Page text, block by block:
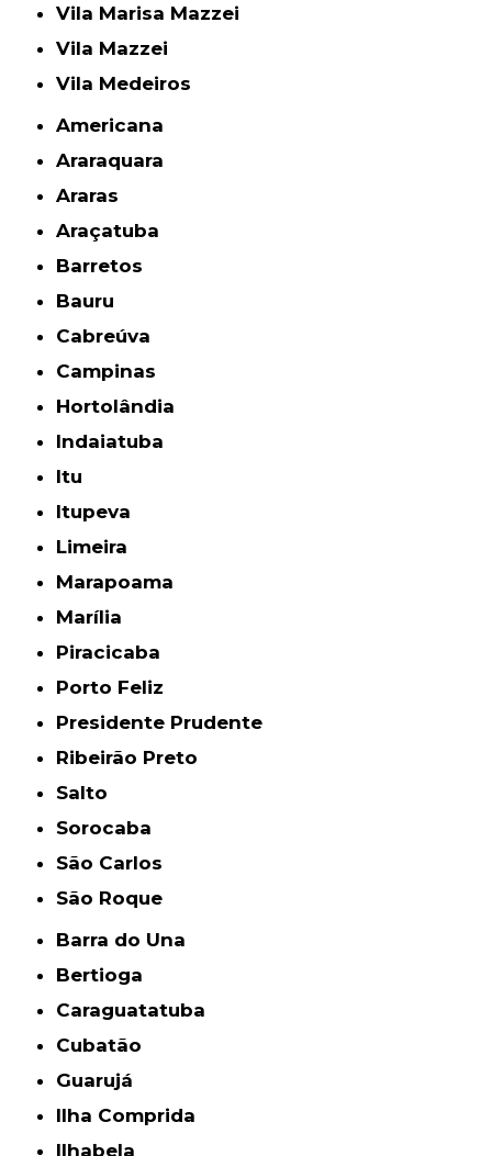
Vila Marisa Mazzei
Vila Mazzei
Vila Medeiros
Americana
Araraquara
Araras
Araçatuba
Barretos
Bauru
Cabreúva
Campinas
Hortolândia
Indaiatuba
Itu
Itupeva
Limeira
Marapoama
Marília
Piracicaba
Porto Feliz
Presidente Prudente
Ribeirão Preto
Salto
Sorocaba
São Carlos
São Roque
Barra do Una
Bertioga
Caraguatatuba
Cubatão
Guarujá
Ilha Comprida
Ilhabela